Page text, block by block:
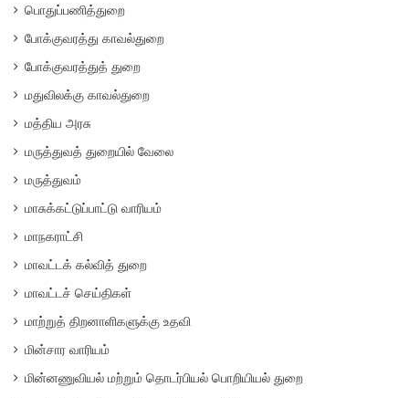
பொதுப்பணித்துறை
போக்குவரத்து காவல்துறை
போக்குவரத்துத் துறை
மதுவிலக்கு காவல்துறை
மத்திய அரசு
மருத்துவத் துறையில் வேலை
மருத்துவம்
மாசுக்கட்டுப்பாட்டு வாரியம்
மாநகராட்சி
மாவட்டக் கல்வித் துறை
மாவட்டச் செய்திகள்
மாற்றுத் திறனாளிகளுக்கு உதவி
மின்சார வாரியம்
மின்னணுவியல் மற்றும் தொடர்பியல் பொறியியல் துறை